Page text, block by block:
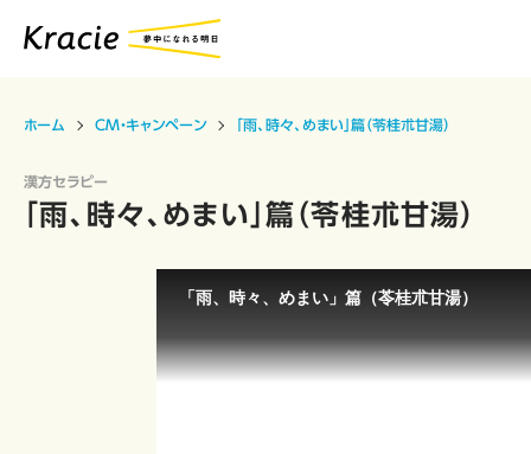
ホーム CM・キャンペーン 「雨、時々、めまい」篇（苓桂朮甘湯）
漢方セラピー
「雨、時々、めまい」篇（苓桂朮甘湯）
「雨、時々、めまい」篇（苓桂朮甘湯）